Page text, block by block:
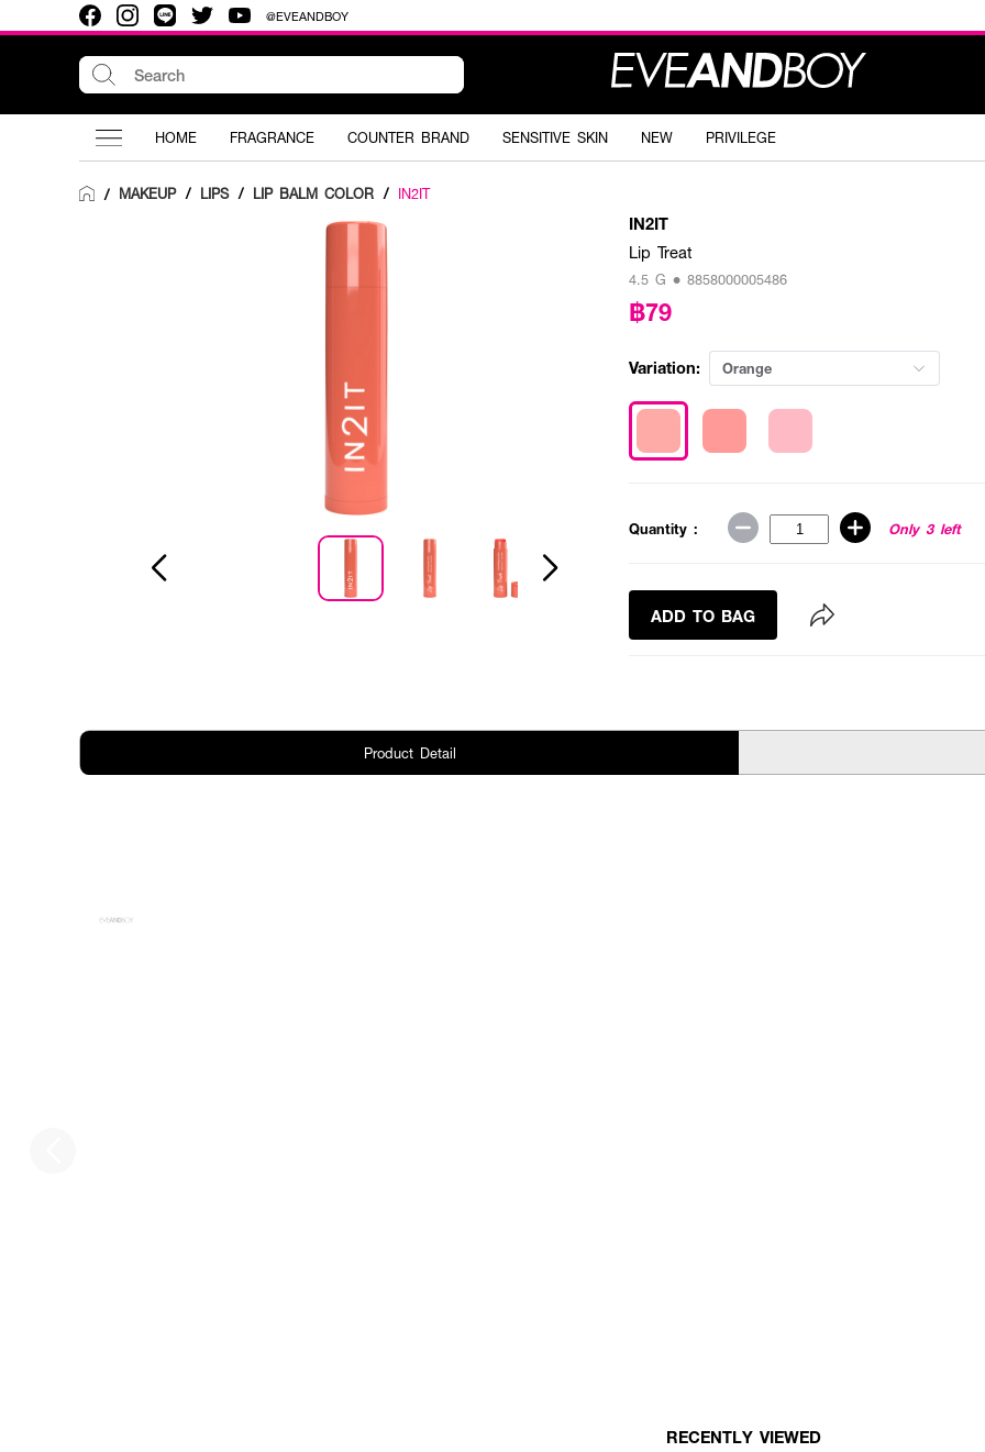
@EVEANDBOY
HOME FRAGRANCE COUNTER BRAND SENSITIVE SKIN NEW PRIVILEGE
/ MAKEUP / LIPS / LIP BALM COLOR / IN2IT
IN2IT
Lip Treat
4.5 G • 8858000005486
฿79
Variation: Orange
Quantity : Only 3 left
ADD TO BAG
Product Detail
RECENTLY VIEWED